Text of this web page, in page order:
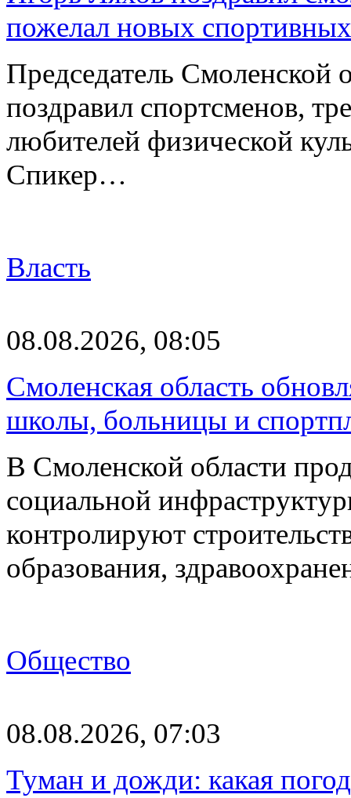
пожелал новых
Председатель
поздравил спортсменов,
любителей физической
Спикер…
Власть
08.08.2026, 08:05
Смоленская область
школы, больницы и
В Смоленской области
социальной
контролируют
образования,
Общество
08.08.2026, 07:03
Туман и дожди: какая